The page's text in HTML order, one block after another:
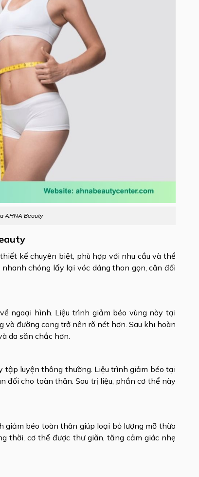
AHNA Beauty
kế chuyên biệt, phù hợp với nhu cầu và thể
chóng lấy lại vóc dáng thon gọn, cân đối
ngoại hình. Liệu trình giảm béo vùng này tại
đường cong trở nên rõ nét hơn. Sau khi hoàn
da săn chắc hơn.
luyện thông thường. Liệu trình giảm béo tại
đối cho toàn thân. Sau trị liệu, phần cơ thể này
giảm béo toàn thân giúp loại bỏ lượng mỡ thừa
thời, cơ thể được thư giãn, tăng cảm giác nhẹ